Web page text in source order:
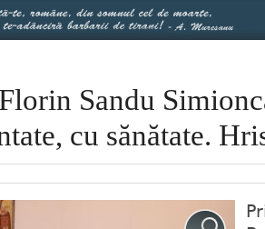
Sandu
cu sănătate.